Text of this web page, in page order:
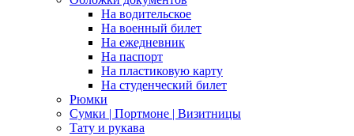
На водительское
На военный билет
На ежедневник
На паспорт
На пластиковую карту
На студенческий билет
Рюмки
Сумки | Портмоне | Визитницы
Тату и рукава